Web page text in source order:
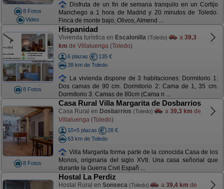
8 Fotos
Video
Disfruta de un fin de semana tranquilo en un Cortijo
Manchego a 1 hora de Madrid y 20 minutos de Toledo.
Finca de monte bajo, Olivos, Almend ...
8 Fotos
Hispanidad
Vivienda turística en Escalonilla (Toledo) a 39,3
km de Villaluenga (Toledo)
6 plazas
135 €
38 km de Toledo
La vivienda dispone de 3 habitaciones: Dormitorio 1:
Dos camas de 90 cm. Dormitorio 2: Cama de 1, 35 cm.
Dormitorio 3: Camas de 80cm (Cama n ...
8 Fotos
Casa Rural Villa Margarita de Dosbarrios
Casa Rural en Dosbarrios (Toledo) a 39,3 km de
Villaluenga (Toledo)
10+5 plazas
28 €
63 km de Toledo
Villa Margarita forma parte de la conocida Casa de los
Monos, originaria del siglo XVII. Una casa señorial que
durante la Guerra Civil Españ ...
Hostal La Perdiz
Hostal Rural en Sonseca (Toledo) a 39,4 km de